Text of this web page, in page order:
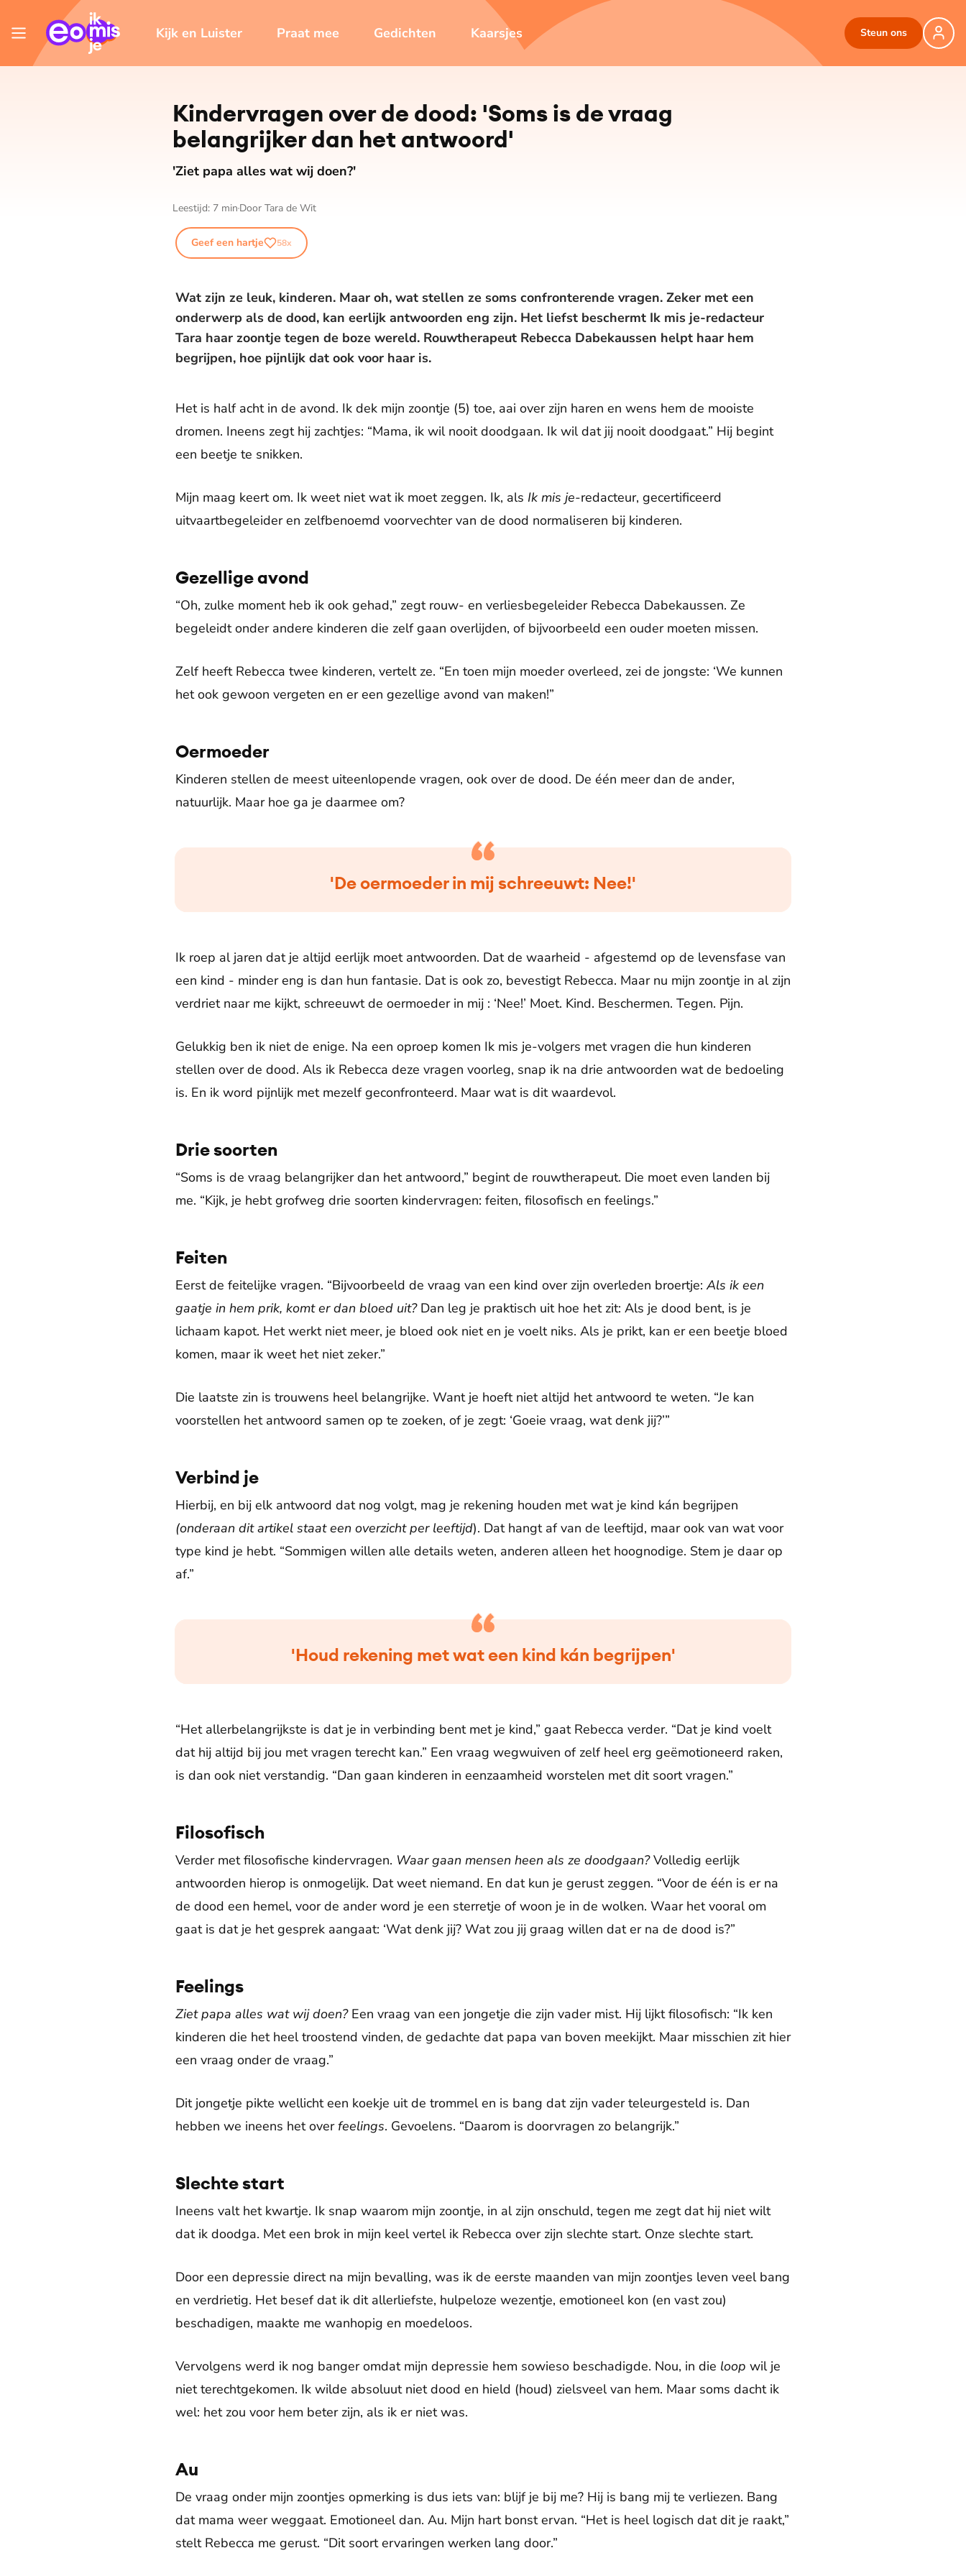
Kijk en Luister Praat mee Gedichten Kaarsjes Steun ons
Kindervragen over de dood: 'Soms is de vraag
belangrijker dan het antwoord'
'Ziet papa alles wat wij doen?'
Leestijd: 7 min Door Tara de Wit
Geef een hartje 58x
Wat zijn ze leuk, kinderen. Maar oh, wat stellen ze soms confronterende vragen. Zeker met een
onderwerp als de dood, kan eerlijk antwoorden eng zijn. Het liefst beschermt Ik mis je-redacteur
Tara haar zoontje tegen de boze wereld. Rouwtherapeut Rebecca Dabekaussen helpt haar hem
begrijpen, hoe pijnlijk dat ook voor haar is.
Het is half acht in de avond. Ik dek mijn zoontje (5) toe, aai over zijn haren en wens hem de mooiste
dromen. Ineens zegt hij zachtjes: “Mama, ik wil nooit doodgaan. Ik wil dat jij nooit doodgaat.” Hij begint
een beetje te snikken.
Mijn maag keert om. Ik weet niet wat ik moet zeggen. Ik, als Ik mis je-redacteur, gecertificeerd
uitvaartbegeleider en zelfbenoemd voorvechter van de dood normaliseren bij kinderen.
Gezellige avond
“Oh, zulke moment heb ik ook gehad,” zegt rouw- en verliesbegeleider Rebecca Dabekaussen. Ze
begeleidt onder andere kinderen die zelf gaan overlijden, of bijvoorbeeld een ouder moeten missen.
Zelf heeft Rebecca twee kinderen, vertelt ze. “En toen mijn moeder overleed, zei de jongste: ‘We kunnen
het ook gewoon vergeten en er een gezellige avond van maken!”
Oermoeder
Kinderen stellen de meest uiteenlopende vragen, ook over de dood. De één meer dan de ander,
natuurlijk. Maar hoe ga je daarmee om?
'De oermoeder in mij schreeuwt: Nee!'
Ik roep al jaren dat je altijd eerlijk moet antwoorden. Dat de waarheid - afgestemd op de levensfase van
een kind - minder eng is dan hun fantasie. Dat is ook zo, bevestigt Rebecca. Maar nu mijn zoontje in al zijn
verdriet naar me kijkt, schreeuwt de oermoeder in mij : ‘Nee!’ Moet. Kind. Beschermen. Tegen. Pijn.
Gelukkig ben ik niet de enige. Na een oproep komen Ik mis je-volgers met vragen die hun kinderen
stellen over de dood. Als ik Rebecca deze vragen voorleg, snap ik na drie antwoorden wat de bedoeling
is. En ik word pijnlijk met mezelf geconfronteerd. Maar wat is dit waardevol.
Drie soorten
“Soms is de vraag belangrijker dan het antwoord,” begint de rouwtherapeut. Die moet even landen bij
me. “Kijk, je hebt grofweg drie soorten kindervragen: feiten, filosofisch en feelings.”
Feiten
Eerst de feitelijke vragen. “Bijvoorbeeld de vraag van een kind over zijn overleden broertje:Als ik een
gaatje in hem prik, komt er dan bloed uit? Dan leg je praktisch uit hoe het zit: Als je dood bent, is je
lichaam kapot. Het werkt niet meer, je bloed ook niet en je voelt niks. Als je prikt, kan er een beetje bloed
komen, maar ik weet het niet zeker.”
Die laatste zin is trouwens heel belangrijke. Want je hoeft niet altijd het antwoord te weten. “Je kan
voorstellen het antwoord samen op te zoeken, of je zegt: ‘Goeie vraag, wat denk jij?’”
Verbind je
Hierbij, en bij elk antwoord dat nog volgt, mag je rekening houden met wat je kind kán begrijpen
(onderaan dit artikel staat een overzicht per leeftijd). Dat hangt af van de leeftijd, maar ook van wat voor
type kind je hebt. “Sommigen willen alle details weten, anderen alleen het hoognodige. Stem je daar op
af.”
'Houd rekening met wat een kind kán begrijpen'
“Het allerbelangrijkste is dat je in verbinding bent met je kind,” gaat Rebecca verder. “Dat je kind voelt
dat hij altijd bij jou met vragen terecht kan.” Een vraag wegwuiven of zelf heel erg geëmotioneerd raken,
is dan ook niet verstandig. “Dan gaan kinderen in eenzaamheid worstelen met dit soort vragen.”
Filosofisch
Verder met filosofische kindervragen. Waar gaan mensen heen als ze doodgaan?Volledig eerlijk
antwoorden hierop is onmogelijk. Dat weet niemand. En dat kun je gerust zeggen. “Voor de één is er na
de dood een hemel, voor de ander word je een sterretje of woon je in de wolken. Waar het vooral om
gaat is dat je het gesprek aangaat: ‘Wat denk jij? Wat zou jij graag willen dat er na de dood is?”
Feelings
Ziet papa alles wat wij doen? Een vraag van een jongetje die zijn vader mist. Hij lijkt filosofisch: “Ik ken
kinderen die het heel troostend vinden, de gedachte dat papa van boven meekijkt. Maar misschien zit hier
een vraag onder de vraag.”
Dit jongetje pikte wellicht een koekje uit de trommel en is bang dat zijn vader teleurgesteld is. Dan
hebben we ineens het overfeelings. Gevoelens. “Daarom is doorvragen zo belangrijk.”
Slechte start
Ineens valt het kwartje. Ik snap waarom mijn zoontje, in al zijn onschuld, tegen me zegt dat hij niet wilt
dat ik doodga. Met een brok in mijn keel vertel ik Rebecca over zijn slechte start. Onze slechte start.
Door een depressie direct na mijn bevalling, was ik de eerste maanden van mijn zoontjes leven veel bang
en verdrietig. Het besef dat ik dit allerliefste, hulpeloze wezentje, emotioneel kon (en vast zou)
beschadigen, maakte me wanhopig en moedeloos.
Vervolgens werd ik nog banger omdat mijn depressie hem sowieso beschadigde. Nou, in die loop wil je
niet terechtgekomen. Ik wilde absoluut niet dood en hield (houd) zielsveel van hem. Maar soms dacht ik
wel: het zou voor hem beter zijn, als ik er niet was.
Au
De vraag onder mijn zoontjes opmerking is dus iets van: blijf je bij me? Hij is bang mij te verliezen. Bang
dat mama weer weggaat. Emotioneel dan. Au. Mijn hart bonst ervan. “Het is heel logisch dat dit je raakt,”
stelt Rebecca me gerust. “Dit soort ervaringen werken lang door.”